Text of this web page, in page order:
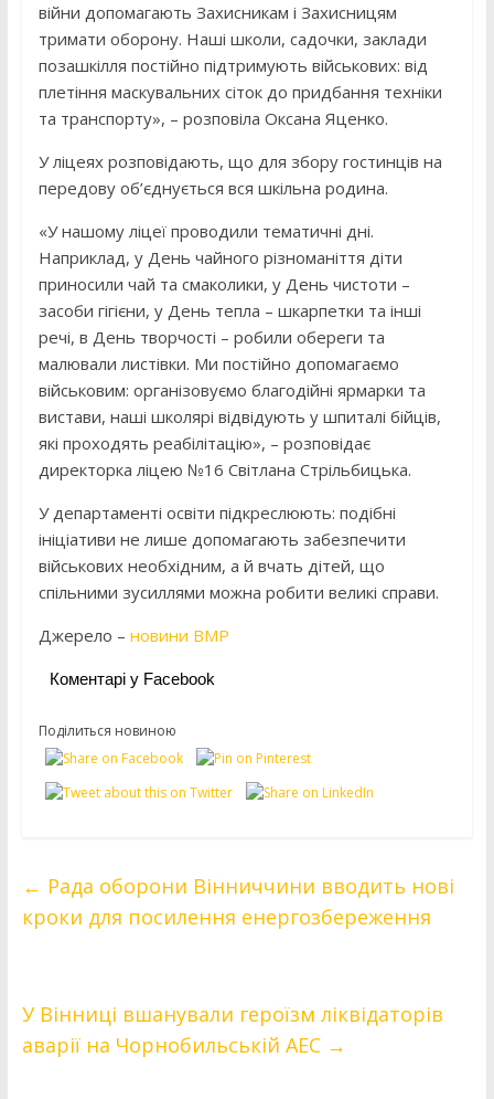
війни допомагають Захисникам і Захисницям
тримати оборону. Наші школи, садочки, заклади
позашкілля постійно підтримують військових: від
плетіння маскувальних сіток до придбання техніки
та транспорту», – розповіла Оксана Яценко.
У ліцеях розповідають, що для збору гостинців на
передову об’єднується вся шкільна родина.
«У нашому ліцеї проводили тематичні дні.
Наприклад, у День чайного різноманіття діти
приносили чай та смаколики, у День чистоти –
засоби гігієни, у День тепла – шкарпетки та інші
речі, в День творчості – робили обереги та
малювали листівки. Ми постійно допомагаємо
військовим: організовуємо благодійні ярмарки та
вистави, наші школярі відвідують у шпиталі бійців,
які проходять реабілітацію», – розповідає
директорка ліцею №16 Світлана Стрільбицька.
У департаменті освіти підкреслюють: подібні
ініціативи не лише допомагають забезпечити
військових необхідним, а й вчать дітей, що
спільними зусиллями можна робити великі справи.
Джерело – новини ВМР
Коментарі у Facebook
Поділиться новиною
← Рада оборони Вінниччини вводить нові
кроки для посилення енергозбереження
У Вінниці вшанували героїзм ліквідаторів
аварії на Чорнобильській АЕС →